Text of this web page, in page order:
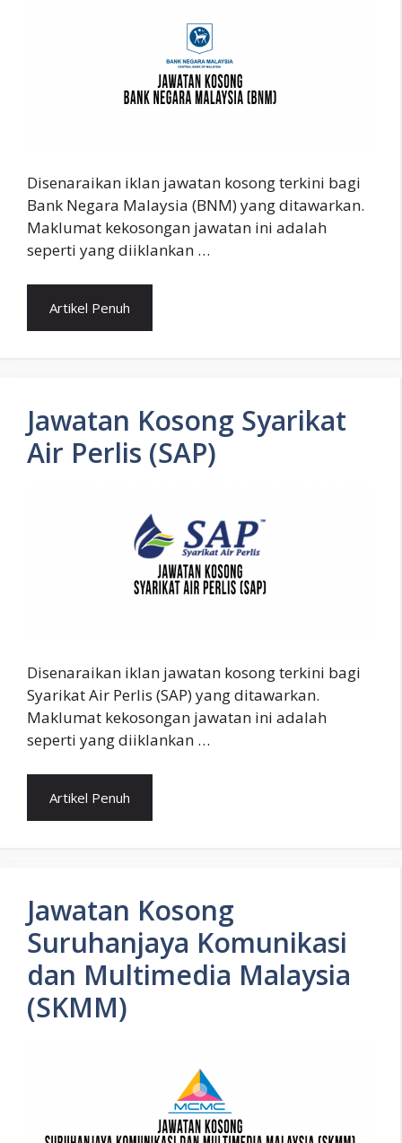
Disenaraikan iklan jawatan kosong terkini bagi
Bank Negara Malaysia (BNM) yang ditawarkan.
Maklumat kekosongan jawatan ini adalah
seperti yang diiklankan …
Artikel Penuh
Jawatan Kosong Syarikat
Air Perlis (SAP)
Disenaraikan iklan jawatan kosong terkini bagi
Syarikat Air Perlis (SAP) yang ditawarkan.
Maklumat kekosongan jawatan ini adalah
seperti yang diiklankan …
Artikel Penuh
Jawatan Kosong
Suruhanjaya Komunikasi
dan Multimedia Malaysia
(SKMM)